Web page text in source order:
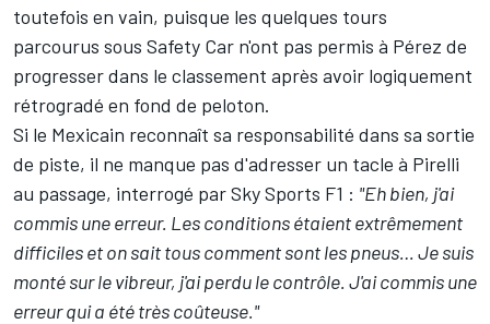
toutefois en vain, puisque les quelques tours
parcourus sous Safety Car n'ont pas permis à Pérez de
progresser dans le classement après avoir logiquement
rétrogradé en fond de peloton.
Si le Mexicain reconnaît sa responsabilité dans sa sortie
de piste, il ne manque pas d'adresser un tacle à Pirelli
au passage, interrogé par Sky Sports F1 : "Eh bien, j'ai
commis une erreur. Les conditions étaient extrêmement
difficiles et on sait tous comment sont les pneus… Je suis
monté sur le vibreur, j'ai perdu le contrôle. J'ai commis une
erreur qui a été très coûteuse."